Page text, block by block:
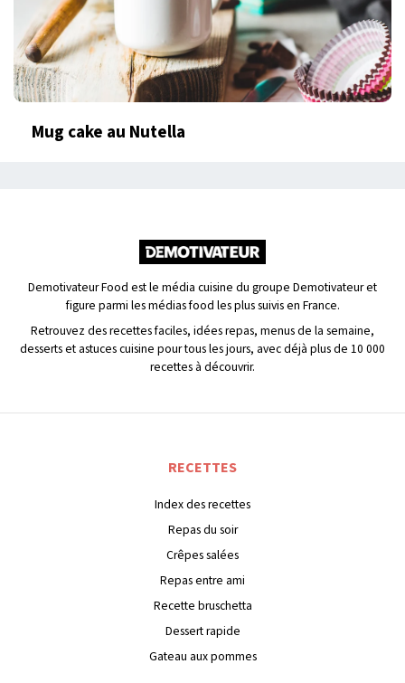
Mug cake au Nutella
Demotivateur Food est le média cuisine du groupe Demotivateur et
figure parmi les médias food les plus suivis en France.
Retrouvez des recettes faciles, idées repas, menus de la semaine,
desserts et astuces cuisine pour tous les jours, avec déjà plus de 10 000
recettes à découvrir.
RECETTES
Index des recettes
Repas du soir
Crêpes salées
Repas entre ami
Recette bruschetta
Dessert rapide
Gateau aux pommes